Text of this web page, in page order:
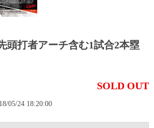
頭打者アーチ含む1試合2本塁
SOLD OUT
05/24 18:20:00